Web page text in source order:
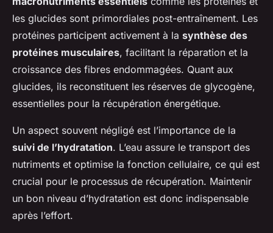
les glucides sont primordiales post-entraînement. Les
protéines participent activement à la synthèse des
protéines musculaires, facilitant la réparation et la
croissance des fibres endommagées. Quant aux
glucides, ils reconstituent les réserves de glycogène,
essentielles pour la récupération énergétique.
Un aspect souvent négligé est l’importance de la
suivi de l’hydratation. L’eau assure le transport des
nutriments et optimise la fonction cellulaire, ce qui est
crucial pour le processus de récupération. Maintenir
un bon niveau d’hydratation est donc indispensable
après l’effort.